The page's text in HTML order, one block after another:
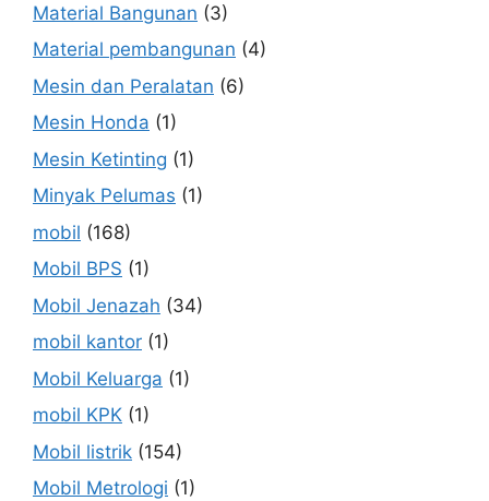
Material Bangunan (3)
Material pembangunan (4)
Mesin dan Peralatan (6)
Mesin Honda (1)
Mesin Ketinting (1)
Minyak Pelumas (1)
mobil (168)
Mobil BPS (1)
Mobil Jenazah (34)
mobil kantor (1)
Mobil Keluarga (1)
mobil KPK (1)
Mobil listrik (154)
Mobil Metrologi (1)